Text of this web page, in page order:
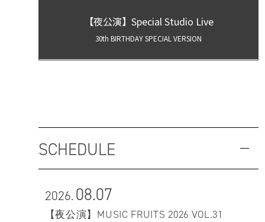
【夜公演】Special Studio Live
30th BIRTHDAY SPECIAL VERSION
SCHEDULE
2026.08.07
【夜公演】MUSIC FRUITS 2026 VOL.31